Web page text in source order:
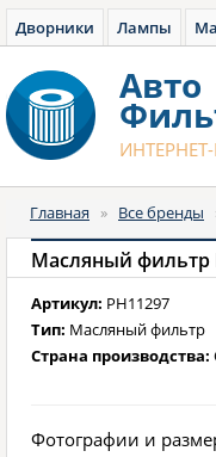
Дворники Лампы
Авто
Главная » Все бренды
Масляный фильтр
Артикул: PH11297
Тип: Масляный фильтр
Страна производства:
Фотографии и